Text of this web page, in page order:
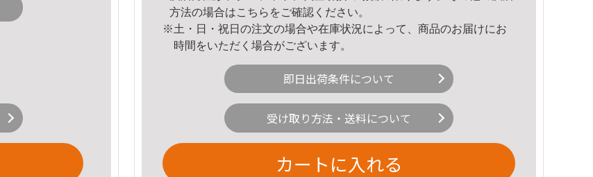
方法の場合はこちら をご確認ください。
※土・日・祝日の注文の場合や在庫状況によって、商品のお届けにお
時間をいただく場合がございます。
即日出荷条件について
受け取り方法・送料について
カートに入れる